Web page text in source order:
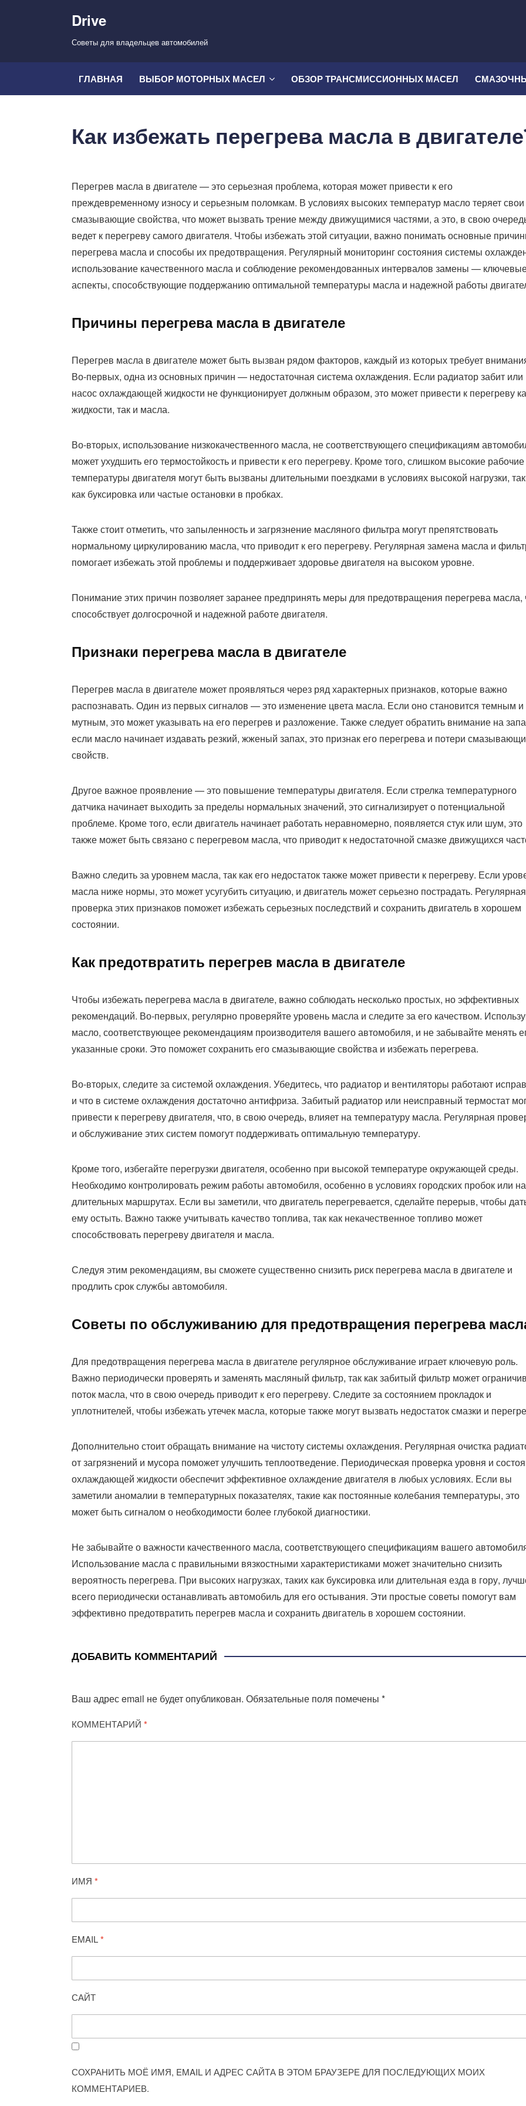
Drive
Советы для владельцев автомобилей
ГЛАВНАЯ ВЫБОР МОТОРНЫХ МАСЕЛ ОБЗОР ТРАНСМИССИОННЫХ МАСЕЛ
Как избежать перегрева масла в
Перегрев масла в двигателе — это серьезная проблема, которая может привести к его
преждевременному износу и серьезным поломкам. В условиях высоких температур масло теряет свои
смазывающие свойства, что может вызвать трение между движущимися частями, а это, в свою
ведет к перегреву самого двигателя. Чтобы избежать этой ситуации, важно понимать основные
перегрева масла и способы их предотвращения. Регулярный мониторинг состояния системы
использование качественного масла и соблюдение рекомендованных интервалов замены —
аспекты, способствующие поддержанию оптимальной температуры масла и надежной работы
Причины перегрева масла в двигателе
Перегрев масла в двигателе может быть вызван рядом факторов, каждый из которых требует
Во-первых, одна из основных причин — недостаточная система охлаждения. Если радиатор забит или
насос охлаждающей жидкости не функционирует должным образом, это может привести к перегреву
жидкости, так и масла.
Во-вторых, использование низкокачественного масла, не соответствующего спецификациям
может ухудшить его термостойкость и привести к его перегреву. Кроме того, слишком высокие рабочие
температуры двигателя могут быть вызваны длительными поездками в условиях высокой нагрузки,
как буксировка или частые остановки в пробках.
Также стоит отметить, что запыленность и загрязнение масляного фильтра могут препятствовать
нормальному циркулированию масла, что приводит к его перегреву. Регулярная замена масла и
помогает избежать этой проблемы и поддерживает здоровье двигателя на высоком уровне.
Понимание этих причин позволяет заранее предпринять меры для предотвращения перегрева масла,
способствует долгосрочной и надежной работе двигателя.
Признаки перегрева масла в двигателе
Перегрев масла в двигателе может проявляться через ряд характерных признаков, которые важно
распознавать. Один из первых сигналов — это изменение цвета масла. Если оно становится темным и
мутным, это может указывать на его перегрев и разложение. Также следует обратить внимание на
если масло начинает издавать резкий, жженый запах, это признак его перегрева и потери
свойств.
Другое важное проявление — это повышение температуры двигателя. Если стрелка температурного
датчика начинает выходить за пределы нормальных значений, это сигнализирует о потенциальной
проблеме. Кроме того, если двигатель начинает работать неравномерно, появляется стук или шум, это
также может быть связано с перегревом масла, что приводит к недостаточной смазке движущихся
Важно следить за уровнем масла, так как его недостаток также может привести к перегреву. Если
масла ниже нормы, это может усугубить ситуацию, и двигатель может серьезно пострадать. Регулярная
проверка этих признаков поможет избежать серьезных последствий и сохранить двигатель в хорошем
состоянии.
Как предотвратить перегрев масла в двигателе
Чтобы избежать перегрева масла в двигателе, важно соблюдать несколько простых, но эффективных
рекомендаций. Во-первых, регулярно проверяйте уровень масла и следите за его качеством.
масло, соответствующее рекомендациям производителя вашего автомобиля, и не забывайте менять
указанные сроки. Это поможет сохранить его смазывающие свойства и избежать перегрева.
Во-вторых, следите за системой охлаждения. Убедитесь, что радиатор и вентиляторы работают
и что в системе охлаждения достаточно антифриза. Забитый радиатор или неисправный термостат
привести к перегреву двигателя, что, в свою очередь, влияет на температуру масла. Регулярная
и обслуживание этих систем помогут поддерживать оптимальную температуру.
Кроме того, избегайте перегрузки двигателя, особенно при высокой температуре окружающей среды.
Необходимо контролировать режим работы автомобиля, особенно в условиях городских пробок или на
длительных маршрутах. Если вы заметили, что двигатель перегревается, сделайте перерыв, чтобы
ему остыть. Важно также учитывать качество топлива, так как некачественное топливо может
способствовать перегреву двигателя и масла.
Следуя этим рекомендациям, вы сможете существенно снизить риск перегрева масла в двигателе и
продлить срок службы автомобиля.
Советы по обслуживанию для предотвращения перегрева
Для предотвращения перегрева масла в двигателе регулярное обслуживание играет ключевую роль.
Важно периодически проверять и заменять масляный фильтр, так как забитый фильтр может
поток масла, что в свою очередь приводит к его перегреву. Следите за состоянием прокладок и
уплотнителей, чтобы избежать утечек масла, которые также могут вызвать недостаток смазки и
Дополнительно стоит обращать внимание на чистоту системы охлаждения. Регулярная очистка
от загрязнений и мусора поможет улучшить теплоотведение. Периодическая проверка уровня и
охлаждающей жидкости обеспечит эффективное охлаждение двигателя в любых условиях. Если вы
заметили аномалии в температурных показателях, такие как постоянные колебания температуры, это
может быть сигналом о необходимости более глубокой диагностики.
Не забывайте о важности качественного масла, соответствующего спецификациям вашего
Использование масла с правильными вязкостными характеристиками может значительно снизить
вероятность перегрева. При высоких нагрузках, таких как буксировка или длительная езда в гору,
всего периодически останавливать автомобиль для его остывания. Эти простые советы помогут вам
эффективно предотвратить перегрев масла и сохранить двигатель в хорошем состоянии.
ДОБАВИТЬ КОММЕНТАРИЙ
Ваш адрес email не будет опубликован. Обязательные поля помечены *
КОММЕНТАРИЙ *
ИМЯ *
EMAIL*
САЙТ
СОХРАНИТЬ МОЁ ИМЯ, EMAIL И АДРЕС САЙТА В ЭТОМ БРАУЗЕРЕ ДЛЯ ПОСЛЕДУЮЩИХ МОИХ
КОММЕНТАРИЕВ.